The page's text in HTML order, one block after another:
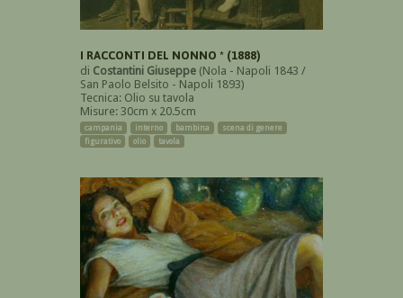
I RACCONTI DEL NONNO * (1888)
di Costantini Giuseppe (Nola - Napoli 1843 /
San Paolo Belsito - Napoli 1893)
Tecnica: Olio su tavola
Misure: 30cm x 20.5cm
campania interno bambina
scena di genere
figurativo
olio tavola